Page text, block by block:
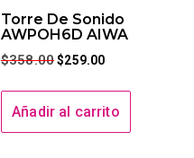
Torre De Sonido
AWPOH6D AIWA
$358.00 $259.00
Añadir al carrito